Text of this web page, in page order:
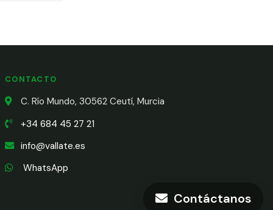
Contáctanos
CONTACTO
C. Río Mundo, 30562 Ceutí, Murcia
+34 684 45 27 21
info@vallate.es
WhatsApp